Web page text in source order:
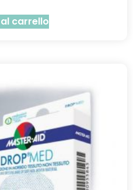
carrello